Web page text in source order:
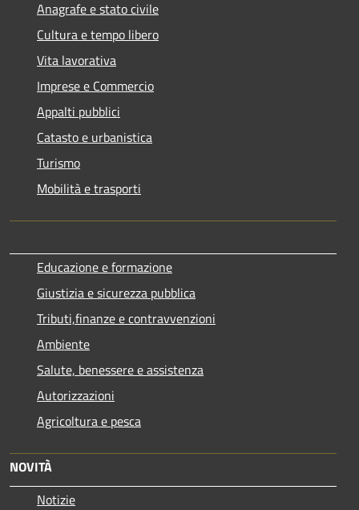
Anagrafe e stato civile
Cultura e tempo libero
Vita lavorativa
Imprese e Commercio
Appalti pubblici
Catasto e urbanistica
Turismo
Mobilità e trasporti
Educazione e formazione
Giustizia e sicurezza pubblica
Tributi,finanze e contravvenzioni
Ambiente
Salute, benessere e assistenza
Autorizzazioni
Agricoltura e pesca
NOVITÀ
Notizie